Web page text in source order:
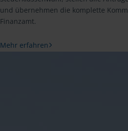
und übernehmen die komplette
Finanzamt.
Mehr erfahren